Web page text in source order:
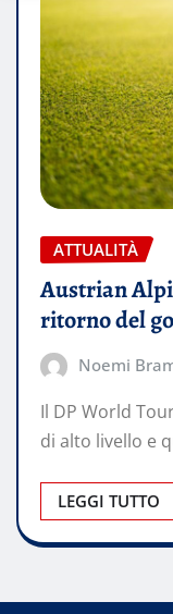
ATTUALITÀ
Austrian
ritorno del
Noemi
Il DP World
di alto livello e
LEGGI TUTTO